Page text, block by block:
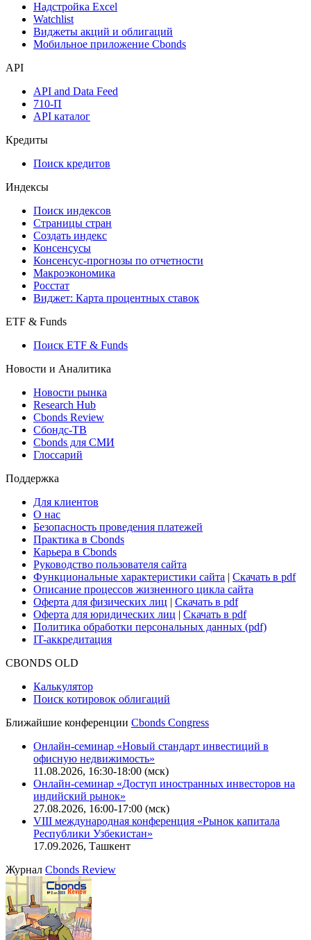
Календарь инвестора
Инструментарий
Надстройка Excel
Мобильное приложение Cbonds
API
API and Data Feed
API каталог
Кредиты
Поиск кредитов
Индексы
Поиск индексов
Страницы стран
Создать индекс
Консенсусы
Консенсус-прогнозы по отчетности
Макроэкономика
Виджет: Карта процентных ставок
ETF & Funds
Поиск ETF & Funds
Новости и Аналитика
Новости рынка
Research Hub
Cbonds Review
Сбондс-ТВ
Глоссарий
Поддержка
Для клиентов
О нас
Безопасность проведения платежей
Практика в Cbonds
Карьера в Cbonds
Руководство пользователя сайта
Функциональные характеристики сайта|Скачать в pdf
Описание процессов жизненного цикла сайта
Оферта для физических лиц
Оферта для юридических лиц
IT-аккредитация
Поиск котировок облигаций
Ближайшие конференцииCbonds Congress
Онлайн-семинар «Новый стандарт инвестиций в
офисную недвижимость»
11.08.2026, 16:30-18:00 (мск)
Онлайн-семинар «Доступ иностранных инвесторов на
индийский рынок»
VIII международная конференция «Рынок капитала
Республики Узбекистан»
17.09.2026, Ташкент
ЖурналCbonds Review